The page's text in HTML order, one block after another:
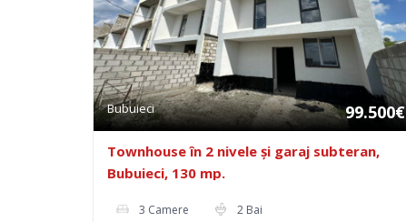
Bubuieci 99.500€
Townhouse în 2 nivele și garaj subteran,
Bubuieci, 130 mp.
3 Camere 2 Bai